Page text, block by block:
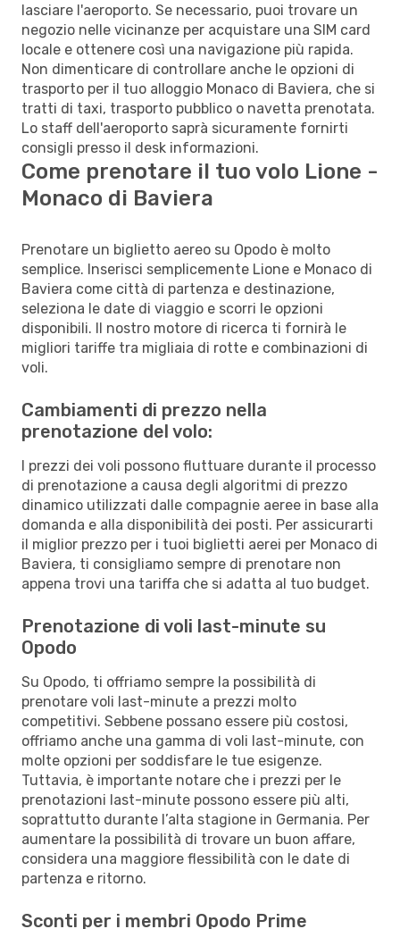
lasciare l'aeroporto. Se necessario, puoi trovare un
negozio nelle vicinanze per acquistare una SIM card
locale e ottenere così una navigazione più rapida.
Non dimenticare di controllare anche le opzioni di
trasporto per il tuo alloggio Monaco di Baviera, che si
tratti di taxi, trasporto pubblico o navetta prenotata.
Lo staff dell'aeroporto saprà sicuramente fornirti
consigli presso il desk informazioni.
Come prenotare il tuo volo Lione -
Monaco di Baviera
Prenotare un biglietto aereo su Opodo è molto
semplice. Inserisci semplicemente Lione e Monaco di
Baviera come città di partenza e destinazione,
seleziona le date di viaggio e scorri le opzioni
disponibili. Il nostro motore di ricerca ti fornirà le
migliori tariffe tra migliaia di rotte e combinazioni di
voli.
Cambiamenti di prezzo nella
prenotazione del volo:
I prezzi dei voli possono fluttuare durante il processo
di prenotazione a causa degli algoritmi di prezzo
dinamico utilizzati dalle compagnie aeree in base alla
domanda e alla disponibilità dei posti. Per assicurarti
il miglior prezzo per i tuoi biglietti aerei per Monaco di
Baviera, ti consigliamo sempre di prenotare non
appena trovi una tariffa che si adatta al tuo budget.
Prenotazione di voli last-minute su
Opodo
Su Opodo, ti offriamo sempre la possibilità di
prenotare voli last-minute a prezzi molto
competitivi. Sebbene possano essere più costosi,
offriamo anche una gamma di voli last-minute, con
molte opzioni per soddisfare le tue esigenze.
Tuttavia, è importante notare che i prezzi per le
prenotazioni last-minute possono essere più alti,
soprattutto durante l’alta stagione in Germania. Per
aumentare la possibilità di trovare un buon affare,
considera una maggiore flessibilità con le date di
partenza e ritorno.
Sconti per i membri Opodo Prime